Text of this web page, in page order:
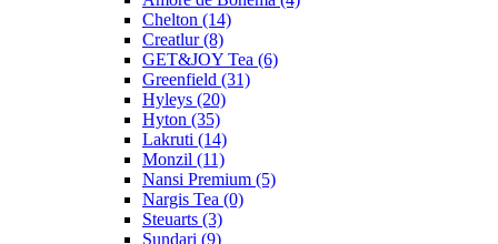
Chelton (14)
Creatlur(8)
GET&JOY Tea (6)
Greenfield (31)
Hyleys (20)
Hyton (35)
Lakruti (14)
Monzil (11)
Nansi Premium (5)
Nargis Tea (0)
Steuarts (3)
Sundari (9)